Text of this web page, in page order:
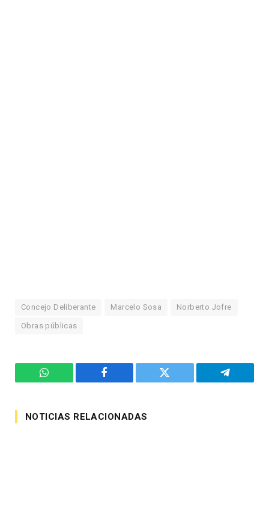
Concejo Deliberante Marcelo Sosa Norberto Jofre
Obras públicas
WhatsApp Facebook Twitter Telegram
NOTICIAS RELACIONADAS